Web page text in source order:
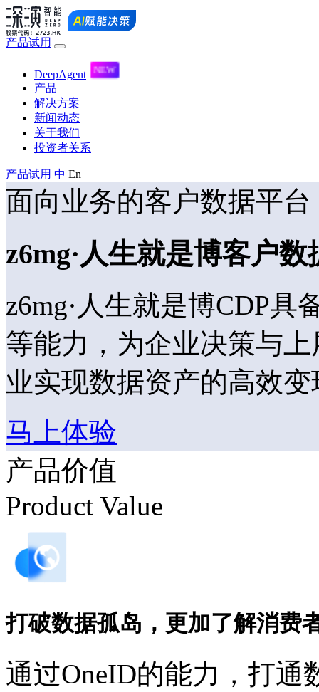
产品试用
DeepAgent
产品
解决方案
新闻动态
关于我们
投资者关系
产品试用 中 En
面向业务的客户数据平台
z6mg·人生就是博客户
z6mg·人生就是博CDP具
等能力，为企业决策与
业实现数据资产的高效
马上体验
产品价值
Product Value
打破数据孤岛，更加了解消费
通过OneID的能力，打